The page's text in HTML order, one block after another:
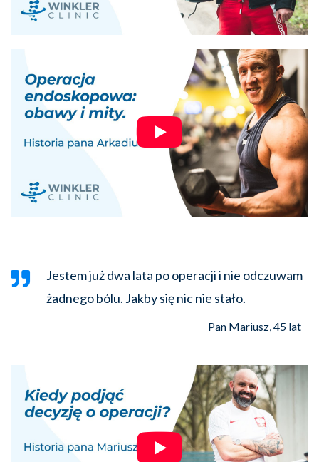
Jestem już dwa lata po operacji i nie odczuwam
żadnego bólu. Jakby się nic nie stało.
Pan Mariusz, 45 lat